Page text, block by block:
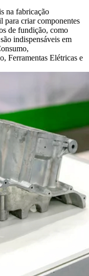
na fabricação
para criar componentes
de fundição, como
indispensáveis em
Ferramentas Elétricas e